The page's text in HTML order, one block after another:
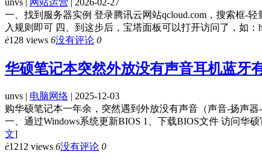
unvs | 网站运营 | 2026-02-27
一、找到服务器实例 登录腾讯云网站qcloud.com，搜索框-
入规则即可 四、到这步后，宝塔面板可以打开访问了，如
ė128 views 6没有评论 0
华硕笔记本突然外放没有声音耳机蓝牙
unvs | 电脑网络 | 2025-12-03
购华硕笔记本一年余，突然遇到外放没有声音（声音-扬声
一、通过Windows系统更新BIOS 1、下载BIOS文件 访问
文]
ė1212 views 6没有评论 0